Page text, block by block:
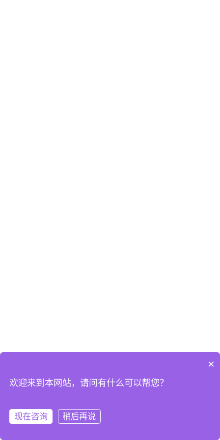
×
欢迎来到本网站，请问有什么可以帮您？
现在咨询 稍后再说